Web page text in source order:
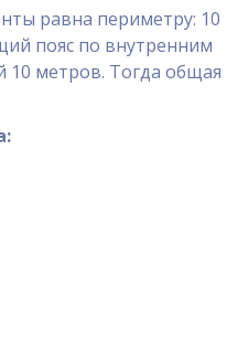
равна периметру: 10
пояс по внутренним
10 метров. Тогда общая